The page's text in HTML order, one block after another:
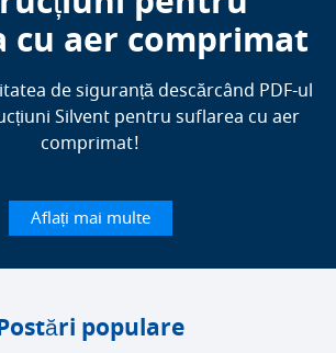
cu aer comprimat
de siguranță descărcând PDF-ul
Silvent pentru suflarea cu aer
comprimat!
Aflați mai multe
populare